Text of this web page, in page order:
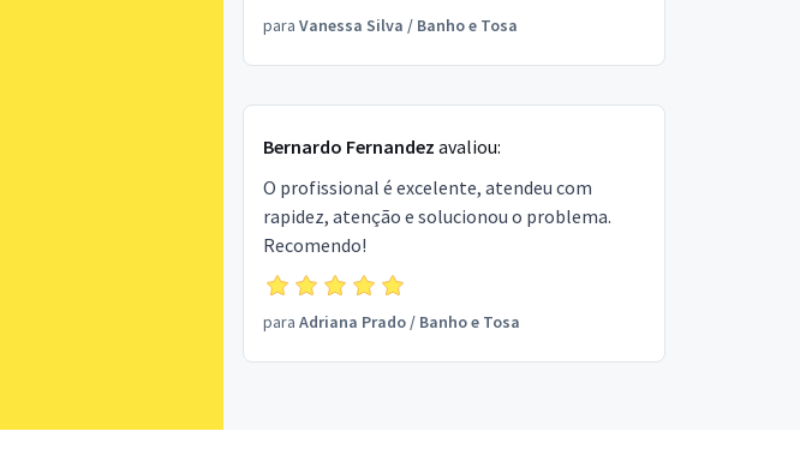
para Vanessa Silva / Banho e Tosa
Bernardo Fernandez avaliou:
O profissional é excelente, atendeu com
rapidez, atenção e solucionou o problema.
Recomendo!
para Adriana Prado/ Banho e Tosa